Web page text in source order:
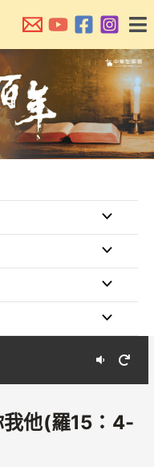
他(羅15：4-